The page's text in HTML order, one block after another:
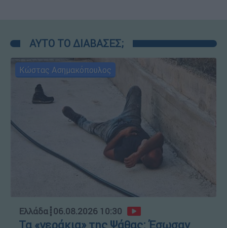
ΑΥΤΟ ΤΟ ΔΙΑΒΑΣΕΣ;
Κώστας Ασημακόπουλος
Ελλάδα┋06.08.2026 10:30
Τα «γεράκια» της Ψάθας: Έσωσαν